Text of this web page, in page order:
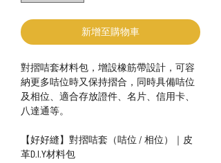
新增至購物車
對摺咭套材料包，增設橡筋帶設計，可容
納更多咭位時又保持摺合，同時具備咭位
及相位、適合存放證件、名片、信用卡、
八達通等。
【好好縫】對摺咭套（咭位 / 相位）｜皮
革D.I.Y材料包